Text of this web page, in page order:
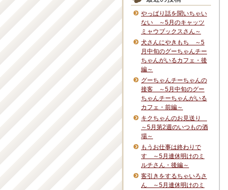
やっぱり話を聞いちゃい
ない ～5月のキャッツ
ミャウブックスさん～
犬さんにやきもち ～5
月中旬のグーちゃんチー
ちゃんがいるカフェ・後
編～
グーちゃんチーちゃんの
接客 ～5月中旬のグー
ちゃんチーちゃんがいる
カフェ・前編～
キクちゃんのお見送り
～5月第2週のいつもの酒
場～
もうお仕事は終わりで
す ～5月連休明けのミ
ルチさん・後編～
客引きをするちゃいろさ
ん ～5月連休明けのミ